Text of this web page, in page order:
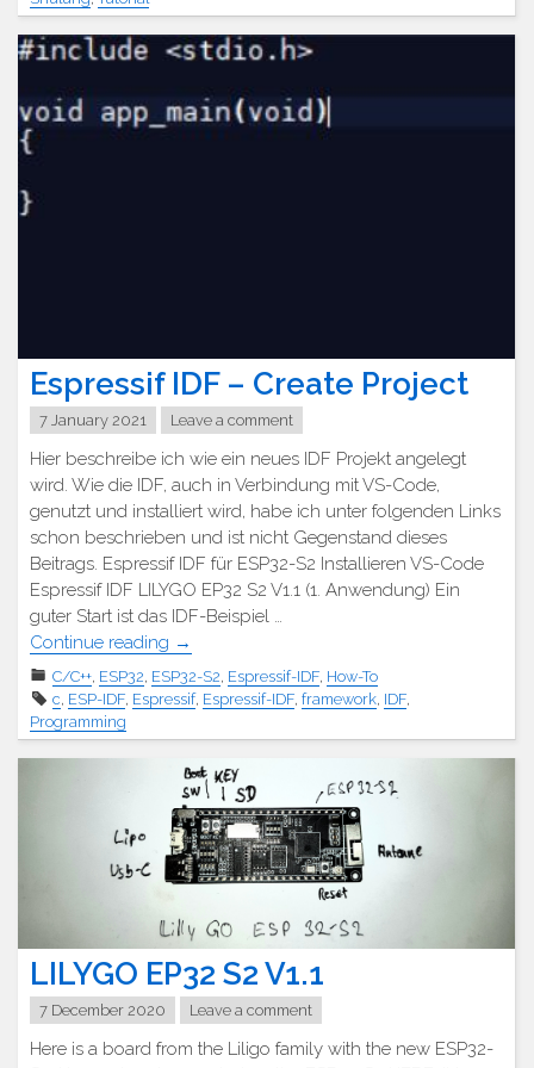
Espressif IDF – Create Project
7 January 2021 Leave a comment
Hier beschreibe ich wie ein neues IDF Projekt angelegt
wird. Wie die IDF, auch in Verbindung mit VS-Code,
genutzt und installiert wird, habe ich unter folgenden Links
schon beschrieben und ist nicht Gegenstand dieses
Beitrags. Espressif IDF für ESP32-S2 Installieren VS-Code
Espressif IDF LILYGO EP32 S2 V1.1 (1. Anwendung) Ein
guter Start ist das IDF-Beispiel …
Continue reading "Espressif
IDF
–
erstellen"
→
C/C++, ESP32, ESP32-S2, Espressif-IDF, How-To
c, ESP-IDF, Espressif, Espressif-IDF, framework, IDF,
Programming
LILYGO EP32 S2 V1.1
7 December 2020 Leave a comment
Here is a board from the Liligo family with the new ESP32-